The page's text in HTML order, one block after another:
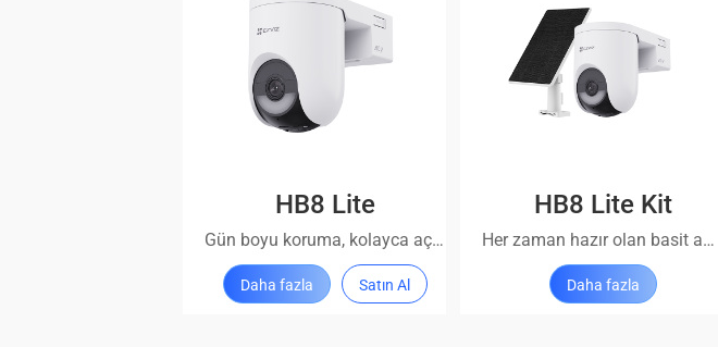
HB8 Lite
Gün boyu koruma, kolayca açılabilir
Daha fazla Satın Al
HB8 Lite Kit
Her zaman hazır olan basit ama güvenilir bir sistem
Daha fazla